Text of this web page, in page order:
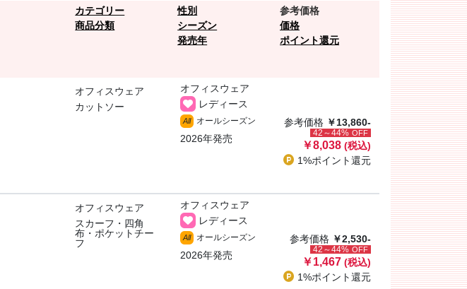
カテゴリー
商品分類
性別
シーズン
発売年
参考価格
価格
ポイント還元
オフィスウェア
カットソー
オフィスウェア
レディース
All オールシーズン
2026年発売
参考価格 ￥13,860-
42～44% OFF
￥8,038 (税込)
1%ポイント還元
オフィスウェア
スカーフ・四角
布・ポケットチー
フ
オフィスウェア
レディース
All オールシーズン
2026年発売
参考価格 ￥2,530-
42～44% OFF
￥1,467 (税込)
1%ポイント還元